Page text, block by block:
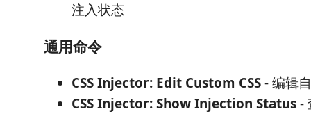
注入状态
通用命令
CSS Injector: Edit Custom CSS- 编辑
CSS Injector: Show Injection Status-